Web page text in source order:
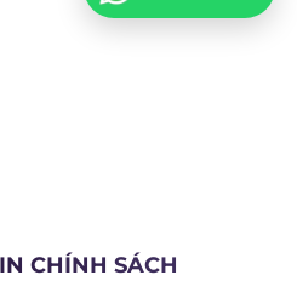
CHÍNH SÁCH